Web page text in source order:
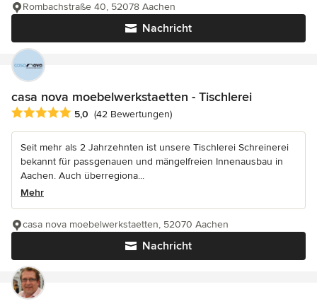
Nachricht
Rombachstraße 40, 52078 Aachen
casa nova moebelwerkstaetten - Tischlerei
Durchschnittliche Bewertung: 5 von 5 Sternen
5,0 (42 Bewertungen)
Seit mehr als 2 Jahrzehnten ist unsere Tischlerei Schreinerei
bekannt für passgenauen und mängelfreien Innenausbau in
Aachen. Auch überregiona...
Mehr
Nachricht
casa nova moebelwerkstaetten, 52070 Aachen